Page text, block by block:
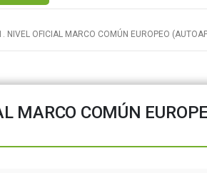
NIVEL OFICIAL MARCO COMÚN EUROPEO
MARCO COMÚN